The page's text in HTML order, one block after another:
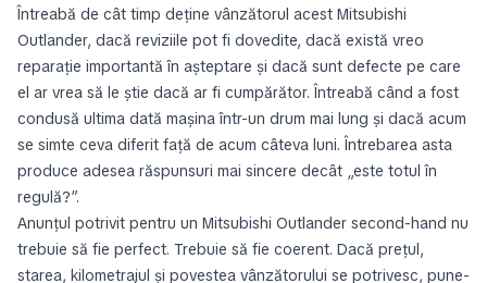
Întreabă de cât timp deține vânzătorul acest Mitsubishi
Outlander, dacă reviziile pot fi dovedite, dacă există vreo
reparație importantă în așteptare și dacă sunt defecte pe care
el ar vrea să le știe dacă ar fi cumpărător. Întreabă când a fost
condusă ultima dată mașina într-un drum mai lung și dacă acum
se simte ceva diferit față de acum câteva luni. Întrebarea asta
produce adesea răspunsuri mai sincere decât „este totul în
regulă?”.
Anunțul potrivit pentru un Mitsubishi Outlander second-hand nu
trebuie să fie perfect. Trebuie să fie coerent. Dacă prețul,
starea, kilometrajul și povestea vânzătorului se potrivesc, pune-